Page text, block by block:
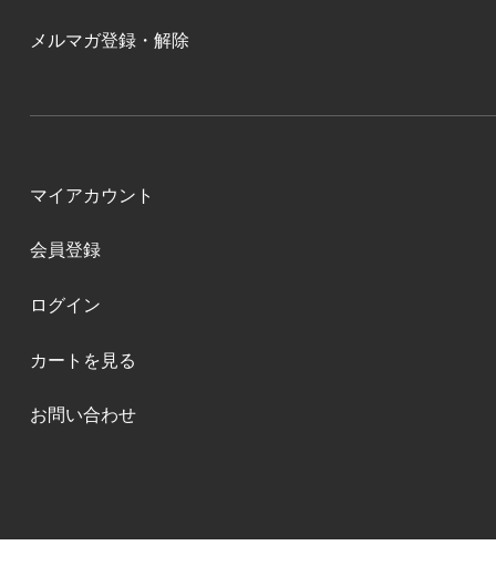
メルマガ登録・解除
マイアカウント
会員登録
ログイン
カートを見る
お問い合わせ